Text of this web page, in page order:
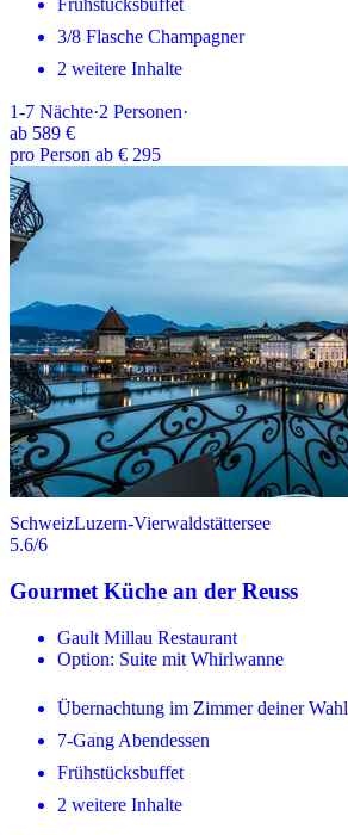
Frühstücksbuffet
3/8 Flasche Champagner
2 weitere Inhalte
1-7 Nächte·2 Personen·
ab 589 €
pro Person ab € 295
SchweizLuzern-Vierwaldstättersee
5.6/6
Gourmet Küche an der Reuss
Gault Millau Restaurant
Option: Suite mit Whirlwanne
Übernachtung im Zimmer deiner Wahl
7-Gang Abendessen
Frühstücksbuffet
2 weitere Inhalte